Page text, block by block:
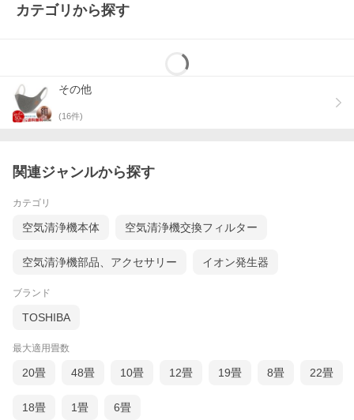
デスクに置いても邪魔にならないコンパクトサイズなので、スマ
ートに職場クラスター対策が可能です。
カテゴリから探す
その他
(16件)
関連ジャンルから探す
カテゴリ
空気清浄機本体 空気清浄機交換フィルター
空気清浄機部品、アクセサリー イオン発生器
ブランド
TOSHIBA
最大適用畳数
20畳 48畳 10畳 12畳 19畳 8畳 22畳
18畳 1畳 6畳